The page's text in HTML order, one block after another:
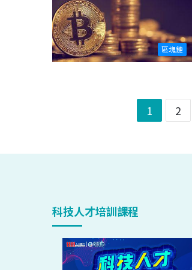
區塊鏈
1 2
科技人才培訓課程